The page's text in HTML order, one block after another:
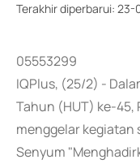
Terakhir diperbarui: 23-
05553299
IQPlus, (25/2) -
Tahun (HUT) ke-45,
menggelar kegiatan
Senyum